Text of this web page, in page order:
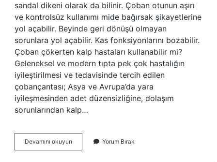
sandal dikeni olarak da bilinir. Çoban otunun aşırı
ve kontrolsüz kullanımı mide bağırsak şikayetlerine
yol açabilir. Beyinde geri dönüşü olmayan
sorunlara yol açabilir. Kas fonksiyonlarını bozabilir.
Çoban çökerten kalp hastaları kullanabilir mi?
Geleneksel ve modern tıpta pek çok hastalığın
iyileştirilmesi ve tedavisinde tercih edilen
çobançantası; Asya ve Avrupa’da yara
iyileşmesinden adet düzensizliğine, dolaşım
sorunlarından kalp…
Devamını okuyun
Çökerten
Yorum Bırak